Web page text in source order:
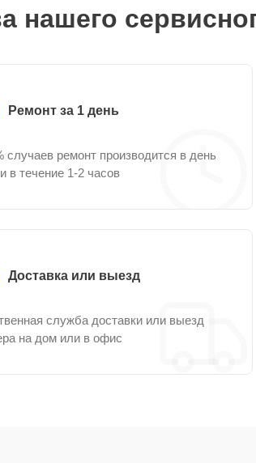
нашего
Ремонт за 1 день
случаев ремонт производится в день
в течение 1-2 часов
Доставка или выезд
служба доставки или выезд
на дом или в офис